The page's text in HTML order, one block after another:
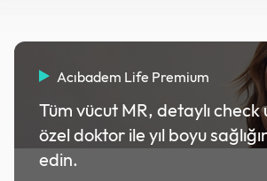
Acıbadem Life Premium
Tüm vücut MR, detaylı check
özel doktor ile yıl boyu
edin.